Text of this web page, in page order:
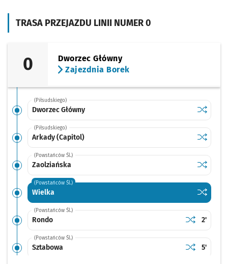
TRASA PRZEJAZDU LINII NUMER 0
0
Dworzec Główny
Zajezdnia Borek
(Piłsudskiego)
Dworzec Główny Sprawdź
Dworzec
(Piłsudskiego)
Arkady (Capitol) Sprawdź
Arkady
(Powstańców Śl.)
Zaolziańska Sprawdź
(Powstańców Śl.)
Wielka Sprawdź
Wielka
(Powstańców Śl.)
Rondo Sprawdź
RondoCzas
2'
(Powstańców Śl.)
Sztabowa Sprawdź
Sztabowa
Czas
5'